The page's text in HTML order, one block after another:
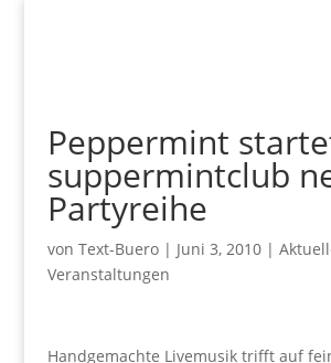
Peppermint
suppermintclub
Partyreihe
von Text-Buero| Juni 3, 2010|
Veranstaltungen
Handgemachte Livemusik trifft auf